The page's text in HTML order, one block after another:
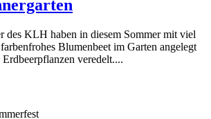
des KLH haben in diesem Sommer mit viel
Blumenbeet im Garten angelegt
veredelt....